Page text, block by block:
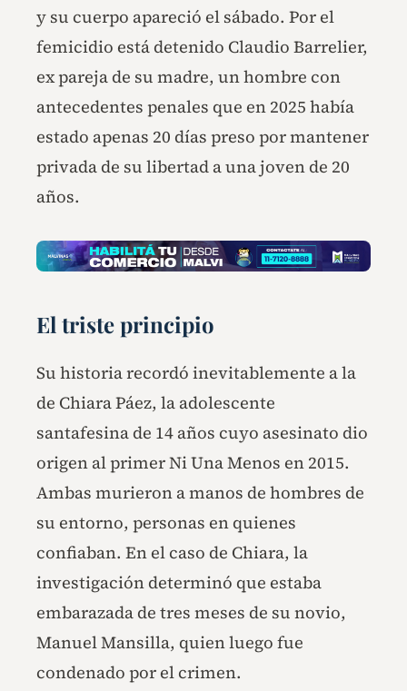
y su cuerpo apareció el sábado. Por el
femicidio está detenido Claudio Barrelier,
ex pareja de su madre, un hombre con
antecedentes penales que en 2025 había
estado apenas 20 días preso por mantener
privada de su libertad a una joven de 20
años.
El triste principio
Su historia recordó inevitablemente a la
de Chiara Páez, la adolescente
santafesina de 14 años cuyo asesinato dio
origen al primer Ni Una Menos en 2015.
Ambas murieron a manos de hombres de
su entorno, personas en quienes
confiaban. En el caso de Chiara, la
investigación determinó que estaba
embarazada de tres meses de su novio,
Manuel Mansilla, quien luego fue
condenado por el crimen.